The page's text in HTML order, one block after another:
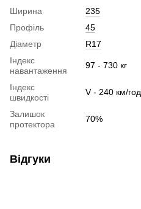
Ширина
235
Профіль
45
Діаметр
R17
Індекс
навантаження
97 - 730 кг
Індекс
швидкості
V - 240 км/год
Залишок
протектора
70%
Відгуки